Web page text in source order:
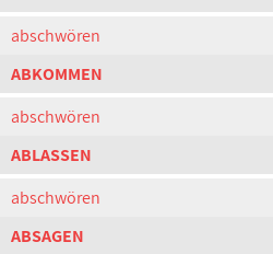
abschwören
ABKOMMEN
abschwören
ABLASSEN
abschwören
ABSAGEN